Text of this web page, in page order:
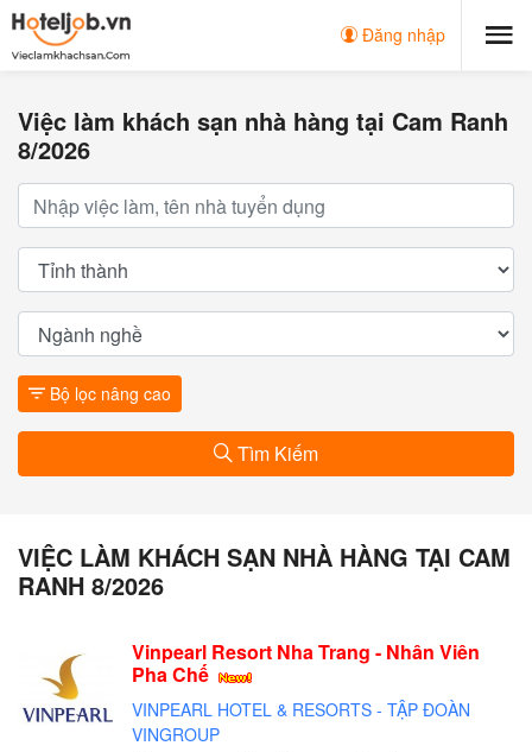
Đăng nhập
Việc làm khách sạn nhà hàng tại Cam Ranh
8/2026
Bộ lọc nâng cao
Tìm Kiếm
VIỆC LÀM KHÁCH SẠN NHÀ HÀNG TẠI CAM
RANH 8/2026
Vinpearl Resort Nha Trang - Nhân Viên
Pha Chế
VINPEARL HOTEL & RESORTS - TẬP ĐOÀN
VINGROUP